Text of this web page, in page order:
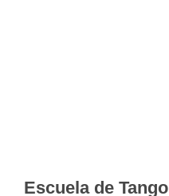
Escuela de Tango